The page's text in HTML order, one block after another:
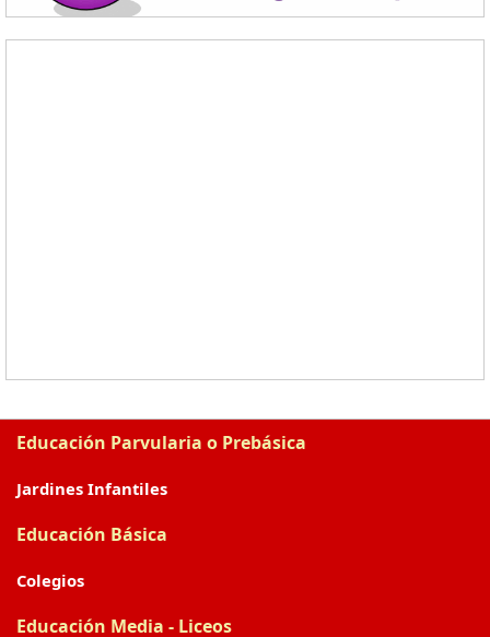
Educación Parvularia o Prebásica
Jardines Infantiles
Educación Básica
Colegios
Educación Media - Liceos